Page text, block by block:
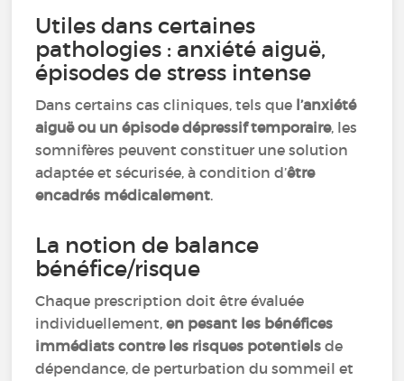
Utiles dans certaines
pathologies : anxiété aiguë,
épisodes de stress intense
Dans certains cas cliniques, tels que l’anxiété
aiguë ou un épisode dépressif temporaire, les
somnifères peuvent constituer une solution
adaptée et sécurisée, à condition d’être
encadrés médicalement.
La notion de balance
bénéfice/risque
Chaque prescription doit être évaluée
individuellement,en pesant les bénéfices
immédiats contre les risques potentielsde
dépendance, de perturbation du sommeil et